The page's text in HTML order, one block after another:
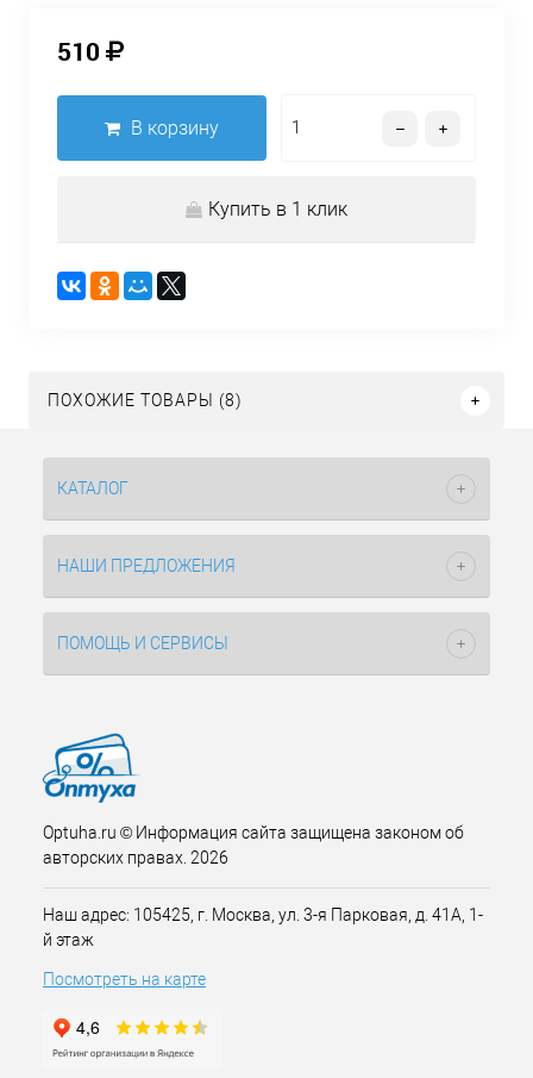
510
В корзину
Купить в 1 клик
ПОХОЖИЕ ТОВАРЫ (8)
КАТАЛОГ
НАШИ ПРЕДЛОЖЕНИЯ
ПОМОЩЬ И СЕРВИСЫ
Optuha.ru © Информация сайта защищена законом об
авторских правах. 2026
Наш адрес: 105425, г. Москва, ул. 3-я Парковая, д. 41А, 1-
й этаж
Посмотреть на карте